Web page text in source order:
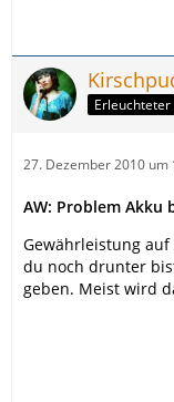
Erleuchteter
27. Dezember 2010 um
AW: Problem Akku
Gewährleistung auf
du noch drunter
geben. Meist wird